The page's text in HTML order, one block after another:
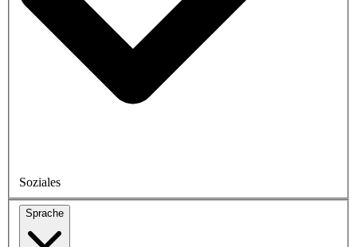
Soziales
Sprache